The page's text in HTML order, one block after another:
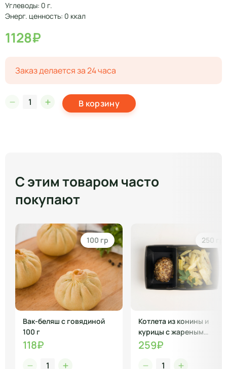
Углеводы: 0 г.
Энерг. ценность: 0 ккал
1128₽
Заказ делается за 24 часа
В корзину
С этим товаром часто
покупают
100 гр
Вак-беляш с говядиной
100 г
118₽
250 гр
Котлета из конины и
курицы с жареным
картофелем
259₽